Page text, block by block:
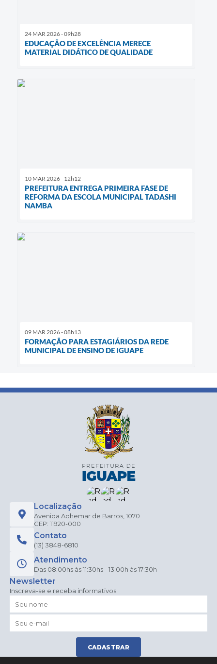
24 MAR 2026 - 09h28
EDUCAÇÃO DE EXCELÊNCIA MERECE
MATERIAL DIDÁTICO DE QUALIDADE
10 MAR 2026 - 12h12
PREFEITURA ENTREGA PRIMEIRA FASE DE
REFORMA DA ESCOLA MUNICIPAL TADASHI
NAMBA
09 MAR 2026 - 08h13
FORMAÇÃO PARA ESTAGIÁRIOS DA REDE
MUNICIPAL DE ENSINO DE IGUAPE
Localização
Avenida Adhemar de Barros, 1070
CEP: 11920-000
Contato
(13) 3848-6810
Atendimento
Das 08:00hs às 11:30hs - 13:00h às 17:30h
Newsletter
Inscreva-se e receba informativos
CADASTRAR